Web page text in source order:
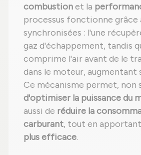
combustionet la
processus fonctionne grâce
synchronisées : l'une
gaz d'échappement, tandis
comprime l'air avant de le
dans le moteur,
Ce mécanisme permet, non
d'optimiser la puissance du
aussi de réduire la
carburant, tout en
plus efficace.